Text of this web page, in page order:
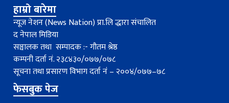
हाम्रो बारेमा
न्यूज नेशन (News Nation) प्रा.लि द्धारा संचालित
द नेपाल मिडिया
सञ्चालक तथा सम्पादक :- गौतम श्रेष्ठ
कम्पनी दर्ता नं. २३८४३०/०७७/०७८
सूचना तथा प्रसारण विभाग दर्ता नंं – २००४/०७७–७८
फेसबुक पेज